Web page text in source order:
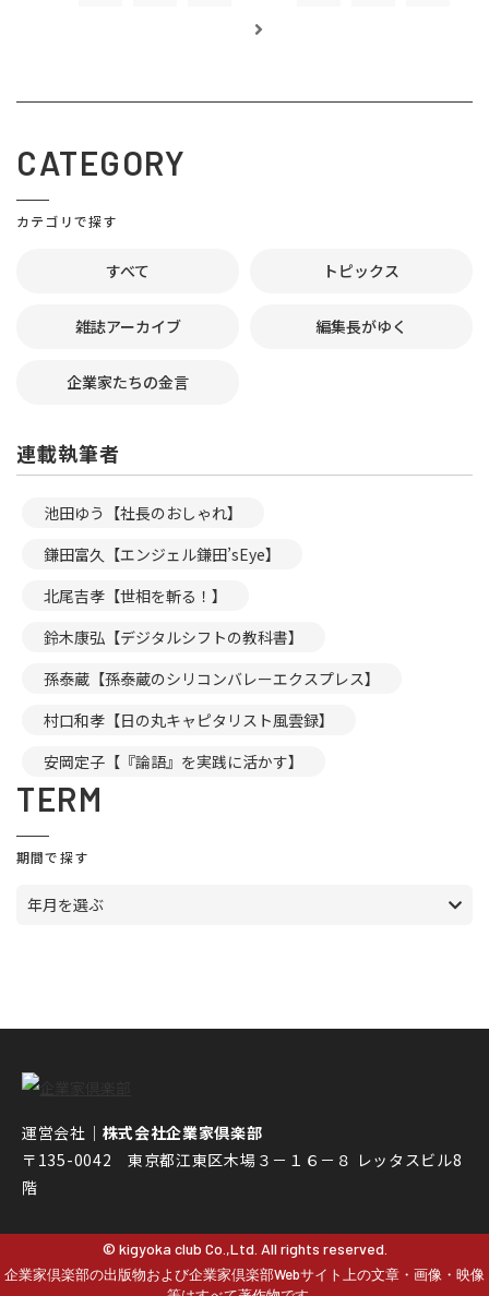
CATEGORY
カテゴリで探す
すべて トピックス
雑誌アーカイブ 編集長がゆく
企業家たちの金言
連載執筆者
池田ゆう【社長のおしゃれ】
鎌田富久【エンジェル鎌田’sEye】
北尾吉孝【世相を斬る！】
鈴木康弘【デジタルシフトの教科書】
孫泰蔵【孫泰蔵のシリコンバレーエクスプレス】
村口和孝【日の丸キャピタリスト風雲録】
安岡定子【『論語』を実践に活かす】
TERM
期間で探す
年月を選ぶ
運営会社｜ 株式会社企業家倶楽部
〒135-0042 東京都江東区木場３－１６－８ レッタスビル8
階
© kigyoka club Co.,Ltd. All rights reserved.
企業家倶楽部の出版物および企業家倶楽部Webサイト上の文章・画像・映像